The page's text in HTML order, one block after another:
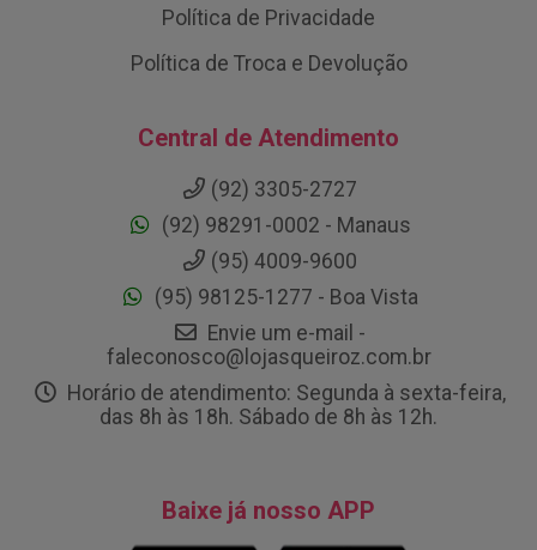
Política de Privacidade
Política de Troca e Devolução
Central de Atendimento
(92) 3305-2727
(92) 98291-0002 - Manaus
(95) 4009-9600
(95) 98125-1277 - Boa Vista
Envie um e-mail -
faleconosco@lojasqueiroz.com.br
Horário de atendimento: Segunda à sexta-feira,
das 8h às 18h. Sábado de 8h às 12h.
Baixe já nosso APP